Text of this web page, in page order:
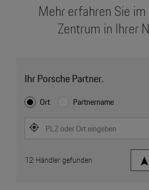
Mehr erfahren Sie
Zentrum in Ihrer
Ihr Porsche Partner.
Ort Partnername
PLZ oder Ort eingeben
12 Händler gefunden